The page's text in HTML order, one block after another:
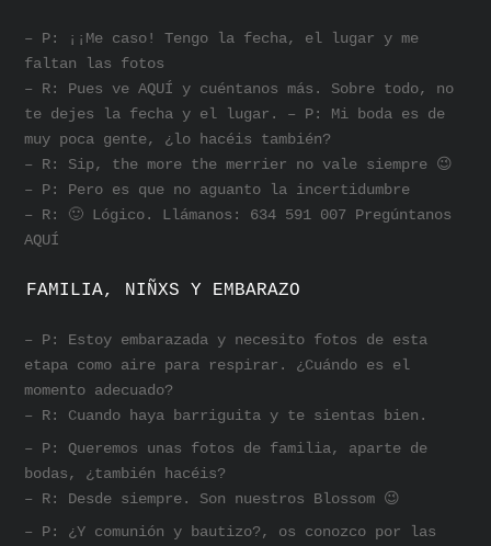
– P: ¡¡Me caso! Tengo la fecha, el lugar y me
faltan las fotos
– R: Pues ve AQUÍ y cuéntanos más. Sobre todo, no
te dejes la fecha y el lugar. – P: Mi boda es de
muy poca gente, ¿lo hacéis también?
– R: Sip, the more the merrier no vale siempre 😉
– P: Pero es que no aguanto la incertidumbre
– R: 🙂 Lógico. Llámanos: 634 591 007 Pregúntanos
AQUÍ
FAMILIA, NIÑXS Y EMBARAZO
– P: Estoy embarazada y necesito fotos de esta
etapa como aire para respirar. ¿Cuándo es el
momento adecuado?
– R: Cuando haya barriguita y te sientas bien.
– P: Queremos unas fotos de familia, aparte de
bodas, ¿también hacéis?
– R: Desde siempre. Son nuestros Blossom 😉
– P: ¿Y comunión y bautizo?, os conozco por las